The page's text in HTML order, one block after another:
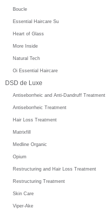
Boucle
Essential Haircare Su
Heart of Glass
More Inside
Natural Tech
Oi Essential Haircare
DSD de Luxe
Antiseborrheic and Anti-Dandruff Treatment
Antiseborrheic Treatment
Hair Loss Treatment
Matrixfill
Medline Organic
Opium
Restructuring and Hair Loss Treatment
Restructuring Treatment
Skin Care
Viper-Ake